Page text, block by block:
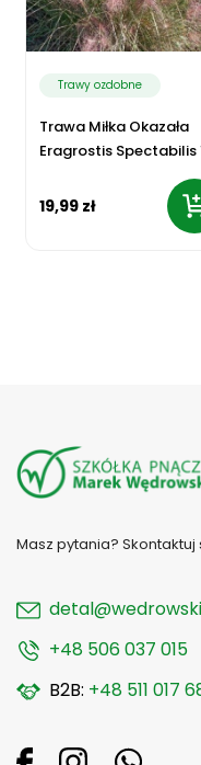
Trawy ozdobne
Trawa Miłka Okazała
Eragrostis Spectabilis
19,99 zł
Masz pytania? Skontaktuj
+48 506 037 015
B2B: +48 511 017